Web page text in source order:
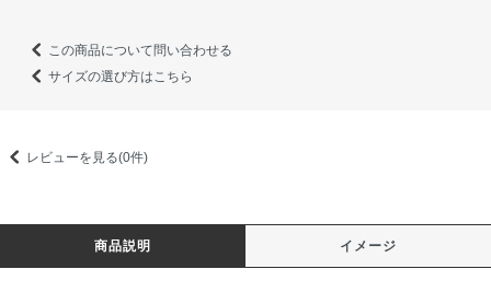
この商品について問い合わせる
サイズの選び方はこちら
レビューを見る(0件)
商品説明 イメージ